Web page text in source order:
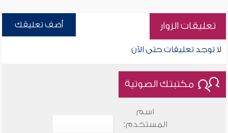
تعليقات الزوار أضف تعليقك
لا توجد تعليقات حتى الآن
مكتبتك الصوتية
اسم
المستخدم: